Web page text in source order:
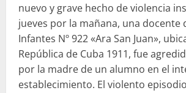
nuevo y grave hecho de violencia
jueves por la mañana, una docente
Infantes Nº 922 «Ara San Juan»,
República de Cuba 1911, fue
por la madre de un alumno en el
establecimiento. El violento